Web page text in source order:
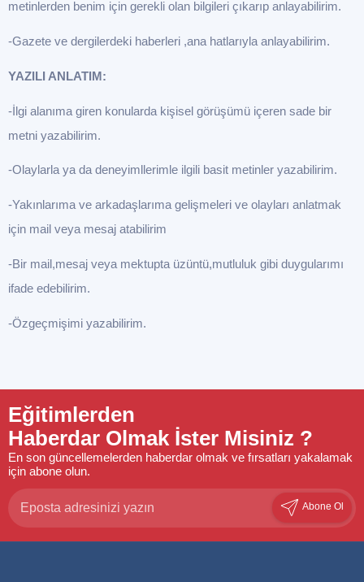
metinlerden benim için gerekli olan bilgileri çıkarıp anlayabilirim.
-Gazete ve dergilerdeki haberleri ,ana hatlarıyla anlayabilirim.
YAZILI ANLATIM:
-İlgi alanıma giren konularda kişisel görüşümü içeren sade bir
metni yazabilirim.
-Olaylarla ya da deneyimllerimle ilgili basit metinler yazabilirim.
-Yakınlarıma ve arkadaşlarıma gelişmeleri ve olayları anlatmak
için mail veya mesaj atabilirim
-Bir mail,mesaj veya mektupta üzüntü,mutluluk gibi duygularımı
ifade edebilirim.
-Özgeçmişimi yazabilirim.
Eğitimlerden
Haberdar Olmak İster Misiniz ?
En son güncellemelerden haberdar olmak ve fırsatları yakalamak
için abone olun.
Abone Ol